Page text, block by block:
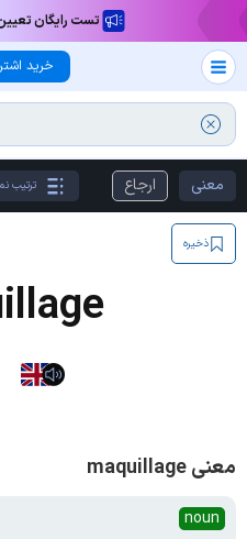
تست رایگان
خرید
معنی ارجاع ترتیب
ذخیره
معنی maquillage
noun